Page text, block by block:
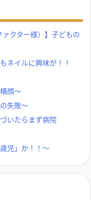
ァクター様）】子どもの
ネイルに興味が！！
顔～
失敗～
いたらまず病院
児」か！！～